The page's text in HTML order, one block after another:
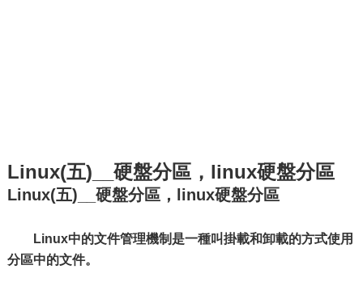
Linux(五)__硬盤分區，linux硬盤分區
Linux(五)__硬盤分區，linux硬盤分區
Linux中的文件管理機制是一種叫掛載和卸載的方式使用
分區中的文件。